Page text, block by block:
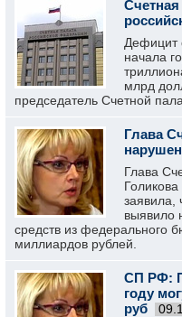
Дефицит
начала
млрд
председатель Счетной
Глава
Глава
заявила,
выявило
средств из федерального
миллиардов рублей.
СП РФ:
году
руб